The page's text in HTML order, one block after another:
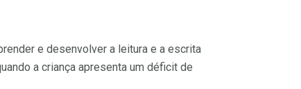
e desenvolver a leitura e a escrita
a criança apresenta um déficit de